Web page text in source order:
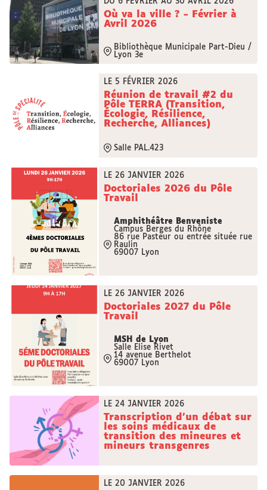
Où va la ville ? - Février à
Avril 2026
Bibliothèque Municipale Part-Dieu /
Lyon 3e
LE 5 FÉVRIER 2026
Réunion de travail #2 du
Pôle TERRA (Transition,
Écologie, Résilience,
Recherche, Alliances)
Salle PAL.423
LE 26 JANVIER 2026
Doctoriales 2026 du Pôle
Travail
Amphithéâtre Benveniste
Campus Berges du Rhône
86 rue Pasteur ou entrée située rue
Raulin
69007 Lyon
LE 26 JANVIER 2026
Doctoriales 2027 du Pôle
Travail
MSH de Lyon
Salle Elise Rivet
14 avenue Berthelot
69007 Lyon
LE 24 JANVIER 2026
Transcription d’un débat sur
les soins médicaux de
transition des mineures et
mineurs transgenres
LE 20 JANVIER 2026